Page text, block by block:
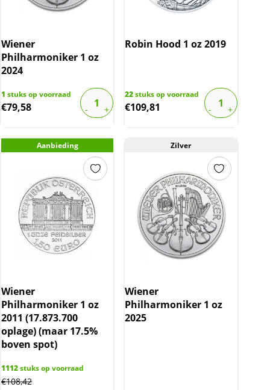
Wiener
Philharmoniker 1 oz
2024
1 stuks op voorraad
€79,58
Robin Hood 1 oz 2019
22stuks op voorraad
€109,81
Aanbieding
Wiener
Philharmoniker 1 oz
2011 (17.873.700
oplage) (maar 17.5%
boven spot)
1112stuks op voorraad
€108,42
Zilver
Wiener
Philharmoniker 1 oz
2025